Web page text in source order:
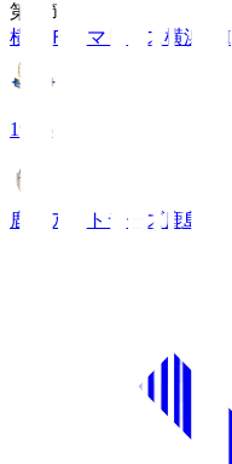
第1節
横浜Ｆ・マリノス横浜FM
19:26
鹿島アントラーズ鹿島